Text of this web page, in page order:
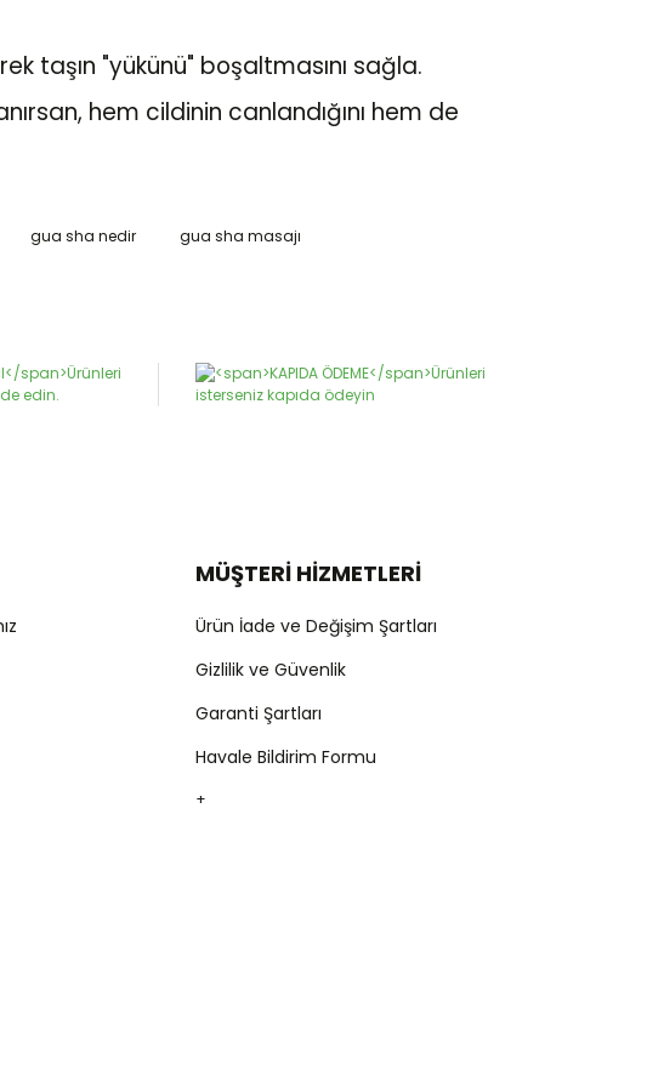
taşın "yükünü" boşaltmasını sağla.
hem cildinin canlandığını hem de
kullanarak tarafımıza iletebilirsiniz.
gua sha nedir
gua sha masajı
MÜŞTERİ HİZMETLERİ
Ürün İade ve Değişim Şartları
Gizlilik ve Güvenlik
Garanti Şartları
Havale Bildirim Formu
+